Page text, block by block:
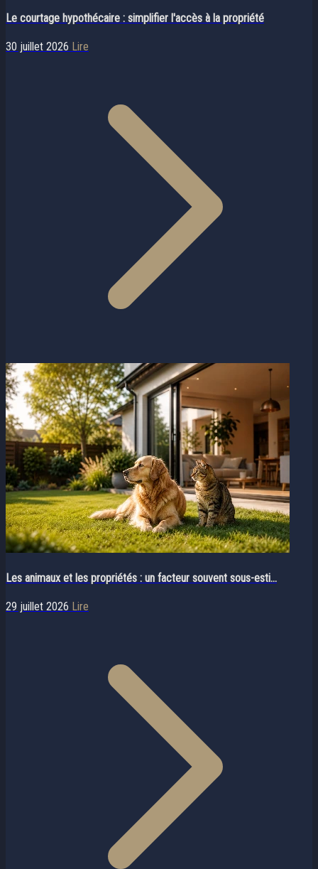
Le courtage hypothécaire : simplifier l'accès à la propriété
30 juillet 2026 Lire
Les animaux et les propriétés : un facteur souvent sous-esti...
29 juillet 2026 Lire